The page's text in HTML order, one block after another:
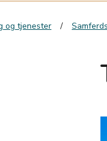
og tjenester